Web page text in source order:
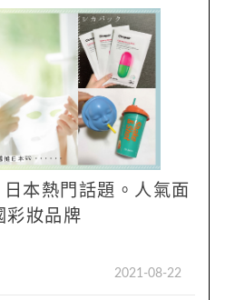
本熱門話題。人氣面
彩妝品牌
2021-08-22